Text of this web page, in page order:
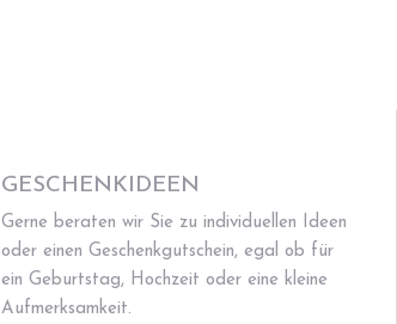
GESCHENKIDEEN
Gerne beraten wir Sie zu individuellen Ideen
oder einen Geschenkgutschein, egal ob für
ein Geburtstag, Hochzeit oder eine kleine
Aufmerksamkeit.